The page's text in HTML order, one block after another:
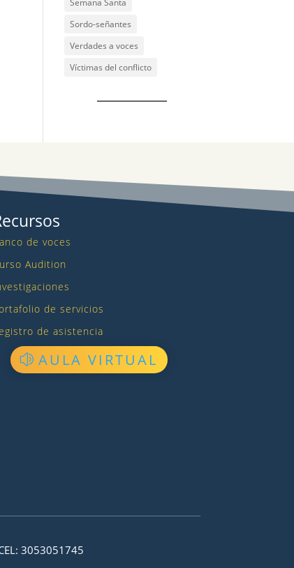
Sordo-señantes
Verdades a voces
Víctimas del conflicto
de voces
Audition
de servicios
de asistencia
AULA VIRTUAL
3053051745